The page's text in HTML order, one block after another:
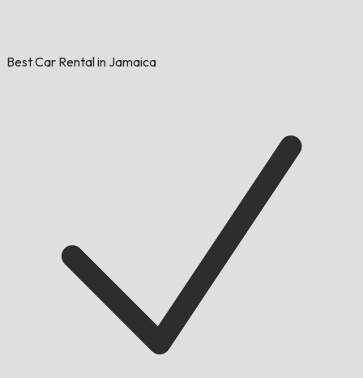
Best Car Rental in Jamaica